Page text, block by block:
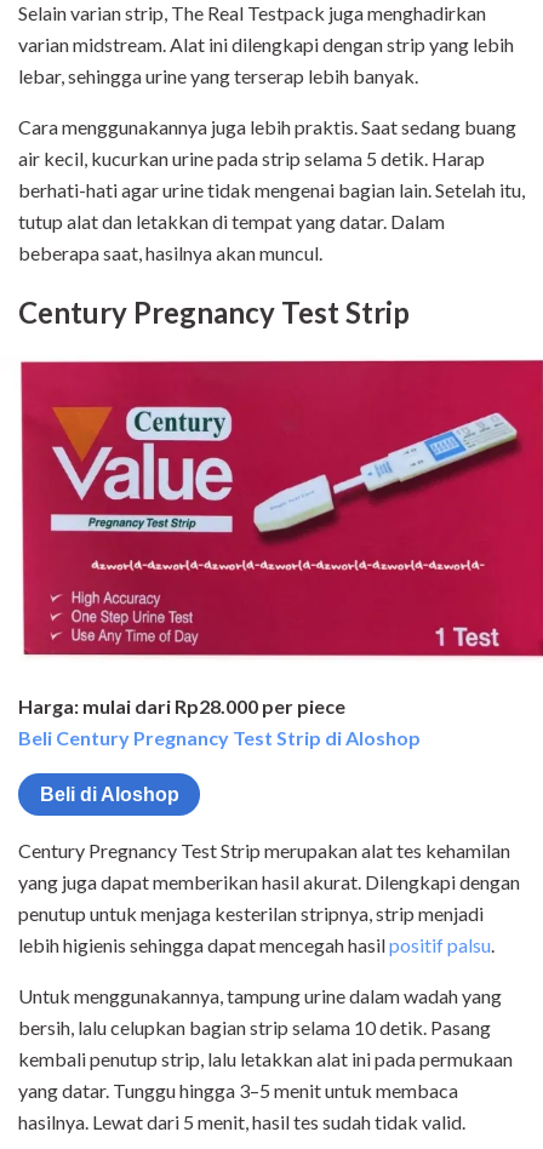
Selain varian strip, The Real Testpack juga menghadirkan
varian midstream. Alat ini dilengkapi dengan strip yang lebih
lebar, sehingga urine yang terserap lebih banyak.
Cara menggunakannya juga lebih praktis. Saat sedang buang
air kecil, kucurkan urine pada strip selama 5 detik. Harap
berhati-hati agar urine tidak mengenai bagian lain. Setelah itu,
tutup alat dan letakkan di tempat yang datar. Dalam
beberapa saat, hasilnya akan muncul.
Century Pregnancy Test Strip
Harga: mulai dari Rp28.000 per piece
Beli Century Pregnancy Test Strip di Aloshop
Beli di Aloshop
Century Pregnancy Test Strip merupakan alat tes kehamilan
yang juga dapat memberikan hasil akurat. Dilengkapi dengan
penutup untuk menjaga kesterilan stripnya, strip menjadi
lebih higienis sehingga dapat mencegah hasilpositif palsu
Untuk menggunakannya, tampung urine dalam wadah yang
bersih, lalu celupkan bagian strip selama 10 detik. Pasang
kembali penutup strip, lalu letakkan alat ini pada permukaan
yang datar. Tunggu hingga 3–5 menit untuk membaca
hasilnya. Lewat dari 5 menit, hasil tes sudah tidak valid.